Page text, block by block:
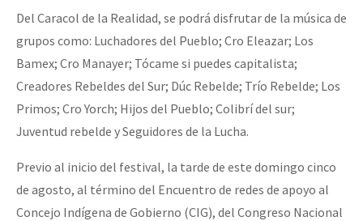
Del Caracol de la Realidad, se podrá disfrutar de la música de
grupos como: Luchadores del Pueblo; Cro Eleazar; Los
Bamex; Cro Manayer; Tócame si puedes capitalista;
Creadores Rebeldes del Sur; Dúc Rebelde; Trío Rebelde; Los
Primos; Cro Yorch; Hijos del Pueblo; Colibrí del sur;
Juventud rebelde y Seguidores de la Lucha.
Previo al inicio del festival, la tarde de este domingo cinco
de agosto, al término del Encuentro de redes de apoyo al
Concejo Indígena de Gobierno (CIG), del Congreso Nacional